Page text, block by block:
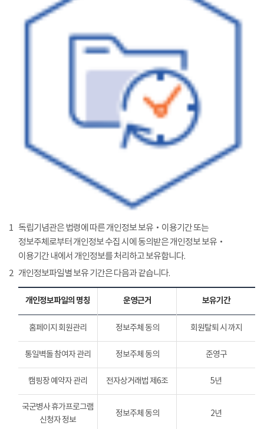
1 독립기념관은 법령에 따른 개인정보 보유‧이용기간 또는
정보주체로부터 개인정보 수집 시에 동의받은 개인정보 보유‧
이용기간 내에서 개인정보를 처리하고 보유합니다.
2 개인정보파일별 보유 기간은 다음과 같습니다.
개인정보파일의 명칭 운영근거 보유기간
홈페이지 회원관리 정보주체 동의 회원탈퇴 시 까지
통일벽돌 참여자 관리 정보주체 동의 준영구
캠핑장 예약자 관리 전자상거래법 제6조 5년
국군병사 휴가프로그램
신청자 정보
정보주체 동의 2년